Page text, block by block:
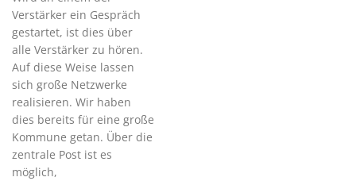
Verstärker ein Gespräch
gestartet, ist dies über
alle Verstärker zu hören.
Auf diese Weise lassen
sich große Netzwerke
realisieren. Wir haben
dies bereits für eine große
Kommune getan. Über die
zentrale Post ist es
möglich,